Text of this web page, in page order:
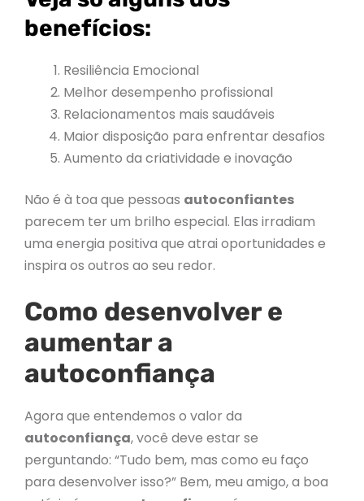
benefícios:
Resiliência Emocional
Melhor desempenho profissional
Relacionamentos mais saudáveis
Maior disposição para enfrentar desafios
Aumento da criatividade e inovação
Não é à toa que pessoas autoconfiantes
parecem ter um brilho especial. Elas irradiam
uma energia positiva que atrai oportunidades e
inspira os outros ao seu redor.
Como desenvolver e
aumentar a
autoconfiança
Agora que entendemos o valor da
autoconfiança, você deve estar se
perguntando: “Tudo bem, mas como eu faço
para desenvolver isso?” Bem, meu amigo, a boa